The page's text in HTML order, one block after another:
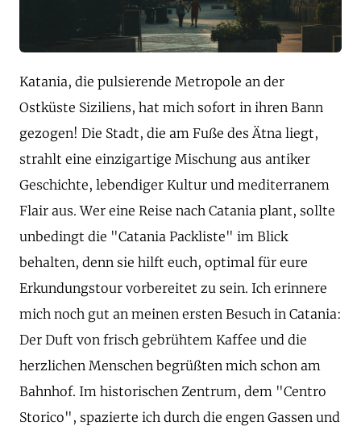
Katania, die pulsierende Metropole an der
Ostküste Siziliens, hat mich sofort in ihren Bann
gezogen! Die Stadt, die am Fuße des Ätna liegt,
strahlt eine einzigartige Mischung aus antiker
Geschichte, lebendiger Kultur und mediterranem
Flair aus. Wer eine Reise nach Catania plant, sollte
unbedingt die "Catania Packliste" im Blick
behalten, denn sie hilft euch, optimal für eure
Erkundungstour vorbereitet zu sein. Ich erinnere
mich noch gut an meinen ersten Besuch in Catania:
Der Duft von frisch gebrühtem Kaffee und die
herzlichen Menschen begrüßten mich schon am
Bahnhof. Im historischen Zentrum, dem "Centro
Storico", spazierte ich durch die engen Gassen und